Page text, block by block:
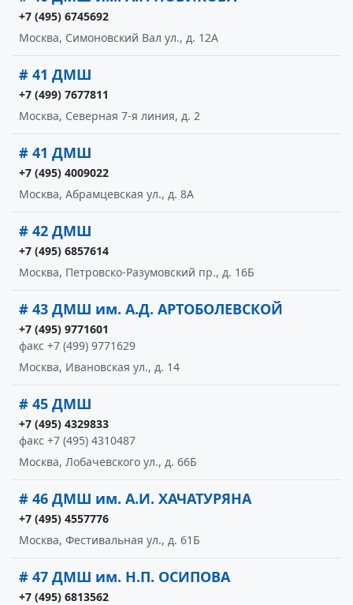
+7 (495) 6745692
Москва, Симоновский Вал ул., д. 12А
# 41 ДМШ
+7 (499) 7677811
Москва, Северная 7-я линия, д. 2
# 41 ДМШ
+7 (495) 4009022
Москва, Абрамцевская ул., д. 8А
# 42 ДМШ
+7 (495) 6857614
Москва, Петровско-Разумовский пр., д. 16Б
# 43 ДМШ им. А.Д. АРТОБОЛЕВСКОЙ
+7 (495) 9771601
факс +7 (499) 9771629
Москва, Ивановская ул., д. 14
# 45 ДМШ
+7 (495) 4329833
факс +7 (495) 4310487
Москва, Лобачевского ул., д. 66Б
# 46 ДМШ им. А.И. ХАЧАТУРЯНА
+7 (495) 4557776
Москва, Фестивальная ул., д. 61Б
# 47 ДМШ им. Н.П. ОСИПОВА
+7 (495) 6813562